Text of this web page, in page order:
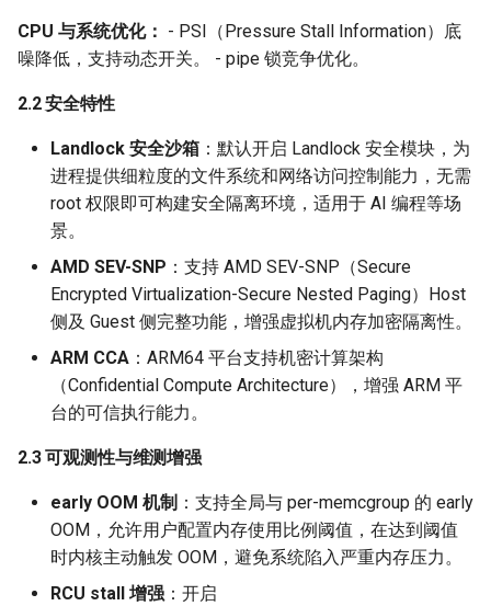
babl 0.1.118
gegl04 0.4.66
gjs 1.84.1
mozjs 128.14.0（新增）
10. 本地化与国际化
icu 74.2（oc9 补丁更新）
11. 存储与虚拟化
libmicrohttpd 1.0.2
luksmeta 10
libiscsi 1.20.0
CPU 与系统优化： - PSI（Pressure Stall Information）底
噪降低，支持动态开关。 - pipe 锁竞争优化。
2.2 安全特性
Landlock 安全沙箱 ：默认开启 Landlock 安全模块，为
进程提供细粒度的文件系统和网络访问控制能力，无需
root 权限即可构建安全隔离环境，适用于 AI 编程等场
景。
AMD SEV-SNP ：支持 AMD SEV-SNP（Secure
Encrypted Virtualization-Secure Nested Paging）Host
侧及 Guest 侧完整功能，增强虚拟机内存加密隔离性。
ARM CCA ：ARM64 平台支持机密计算架构
（Confidential Compute Architecture），增强 ARM 平
台的可信执行能力。
2.3 可观测性与维测增强
early OOM 机制 ：支持全局与 per-memcgroup 的 early
OOM，允许用户配置内存使用比例阈值，在达到阈值
时内核主动触发 OOM，避免系统陷入严重内存压力。
RCU stall 增强 ：开启